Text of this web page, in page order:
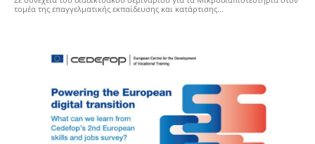
τομέα της επαγγελματικής εκπαίδευσης και κατάρτισης...